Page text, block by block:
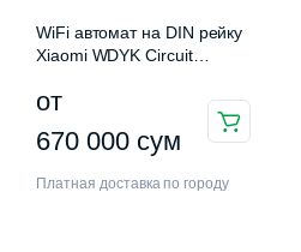
WiFi автомат на DIN рейку
Xiaomi WDYK Circuit
от
670 000 сум
Этот
имеет
Платная доставка по городу